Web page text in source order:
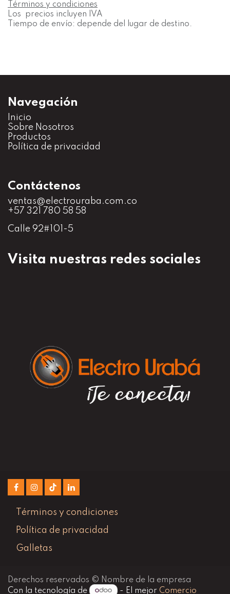
Términos y condiciones
Los precios incluyen IVA
Tiempo de envío: depende del lugar de destino.
Navegación
Inicio
Sobre Nosotros
Productos
Política de privacidad
Contáctenos
ventas@electrouraba.com.co
+57 321 780 58 58
Calle 92#101-5
Visita nuestras redes sociales
Términos y condiciones
Política de privacidad
Galletas
Derechos reservados © Nombre de la empresa
Con la tecnología de
- El mejor Comercio